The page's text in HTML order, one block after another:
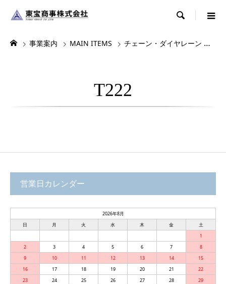

事業案内 MAIN ITEMS チェーン・ダイヤレーン
T222
営業日カレンダー
2026年8月
日
月 火 水 木 金
土
1
2
3 4 5 6 7
8
9
10 11 12 13 14
15
16
17 18 19 20 21
22
23
24 25 26 27 28
29